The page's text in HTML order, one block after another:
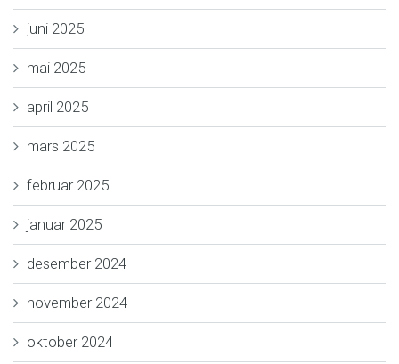
juni 2025
mai 2025
april 2025
mars 2025
februar 2025
januar 2025
desember 2024
november 2024
oktober 2024